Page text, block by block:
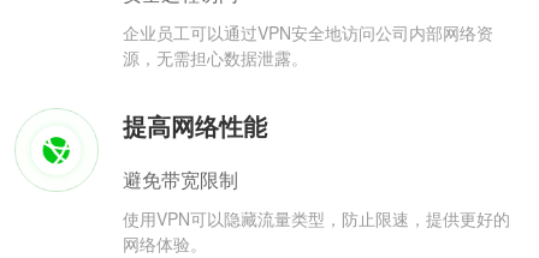
企业员工可以通过VPN安全地访问公司内部网络资
源，无需担心数据泄露。
提高网络性能
避免带宽限制
使用VPN可以隐藏流量类型，防止限速，提供更好的
网络体验。